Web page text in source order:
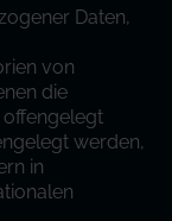
Daten,
von
die
offengelegt
werden,
in